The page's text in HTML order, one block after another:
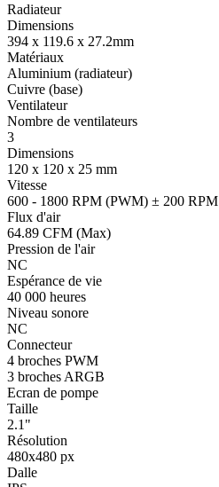
Radiateur
Dimensions
394 x 119.6 x 27.2mm
Matériaux
Aluminium (radiateur)
Cuivre (base)
Ventilateur
Nombre de ventilateurs
3
Dimensions
120 x 120 x 25 mm
Vitesse
600 - 1800 RPM (PWM) ± 200 RPM
Flux d'air
64.89 CFM (Max)
Pression de l'air
NC
Espérance de vie
40 000 heures
Niveau sonore
NC
Connecteur
4 broches PWM
3 broches ARGB
Ecran de pompe
Taille
2.1"
Résolution
480x480 px
Dalle